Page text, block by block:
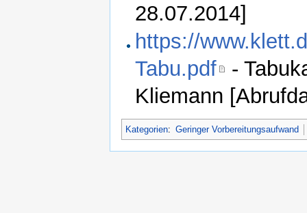
28.07.2014]
https://
Tabu.pdf
-
Kliemann
Kategorien: Geringer Vorbereitungsaufwand